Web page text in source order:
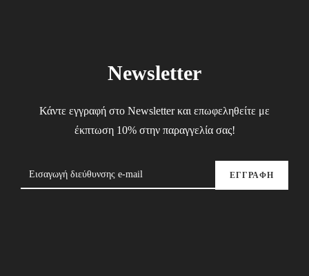
Newsletter
Κάντε εγγραφή στο Newsletter και επωφεληθείτε με
έκπτωση 10% στην παραγγελία σας!
ΕΓΓΡΑΦΗ